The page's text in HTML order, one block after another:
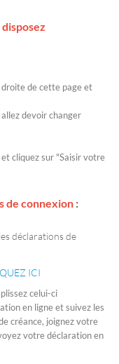
de cette page et
devoir changer
cliquez sur "Saisir votre
de connexion :
déclarations de
ICI
celui-ci
en ligne et suivez les
créance, joignez votre
votre déclaration en